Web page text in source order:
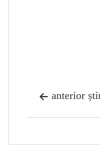
 anterior